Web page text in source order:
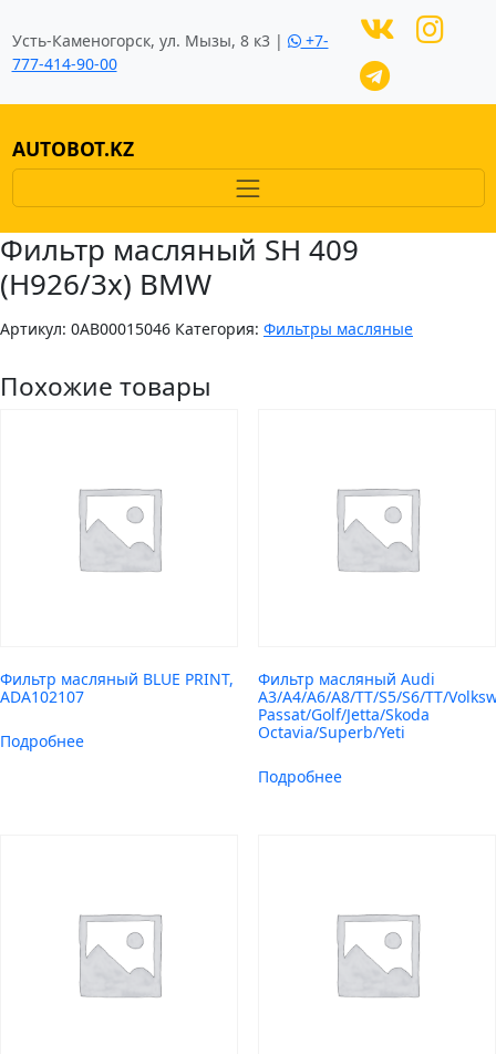
Усть-Каменогорск, ул. Мызы, 8 к3 |
+7-
777-414-90-00
AUTOBOT.KZ
Фильтр масляный SH 409
(H926/3x) BMW
Артикул: 0AB00015046 Категория: Фильтры масляные
Похожие товары
Фильтр масляный BLUE PRINT,
ADA102107
Подробнее
Фильтр масляный Audi
A3/A4/A6/A8/TT/S5/S6/TT/
Passat/Golf/Jetta/Skoda
Octavia/Superb/Yeti
Подробнее